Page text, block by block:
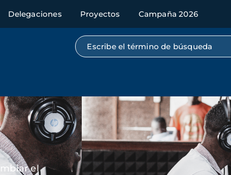
Delegaciones Proyectos Campaña 2026
Búsqueda por texto completo
Imagen
el